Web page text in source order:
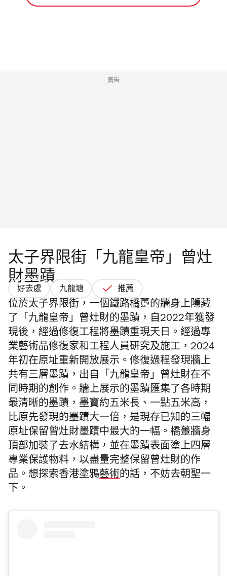
廣告
太子界限街「九龍皇帝」曾灶
財墨蹟
好去處 九龍塘 推薦
位於太子界限街，一個鐵路橋躉的牆身上隱藏
了「九龍皇帝」曾灶財的墨蹟，自2022年獲發
現後，經過修復工程將墨蹟重現天日。 經過專
業藝術品修復家和工程人員研究及施工，2024
年初在原址重新開放展示。修復過程發現牆上
共有三層墨蹟，出自「九龍皇帝」曾灶財在不
同時期的創作。牆上展示的墨蹟匯集了各時期
最清晰的墨蹟，墨寶約五米長、一點五米高，
比原先發現的墨蹟大一倍，是現存已知的三幅
原址保留曾灶財墨蹟中最大的一幅。橋躉牆身
頂部加裝了去水結構，並在墨蹟表面塗上四層
專業保護物料，以盡量完整保留曾灶財的作
品。想探索香港塗鴉藝術的話，不妨去朝聖一
下。